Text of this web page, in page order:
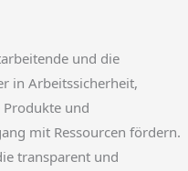
und die
in Arbeitssicherheit,
und
mit Ressourcen fördern.
transparent und